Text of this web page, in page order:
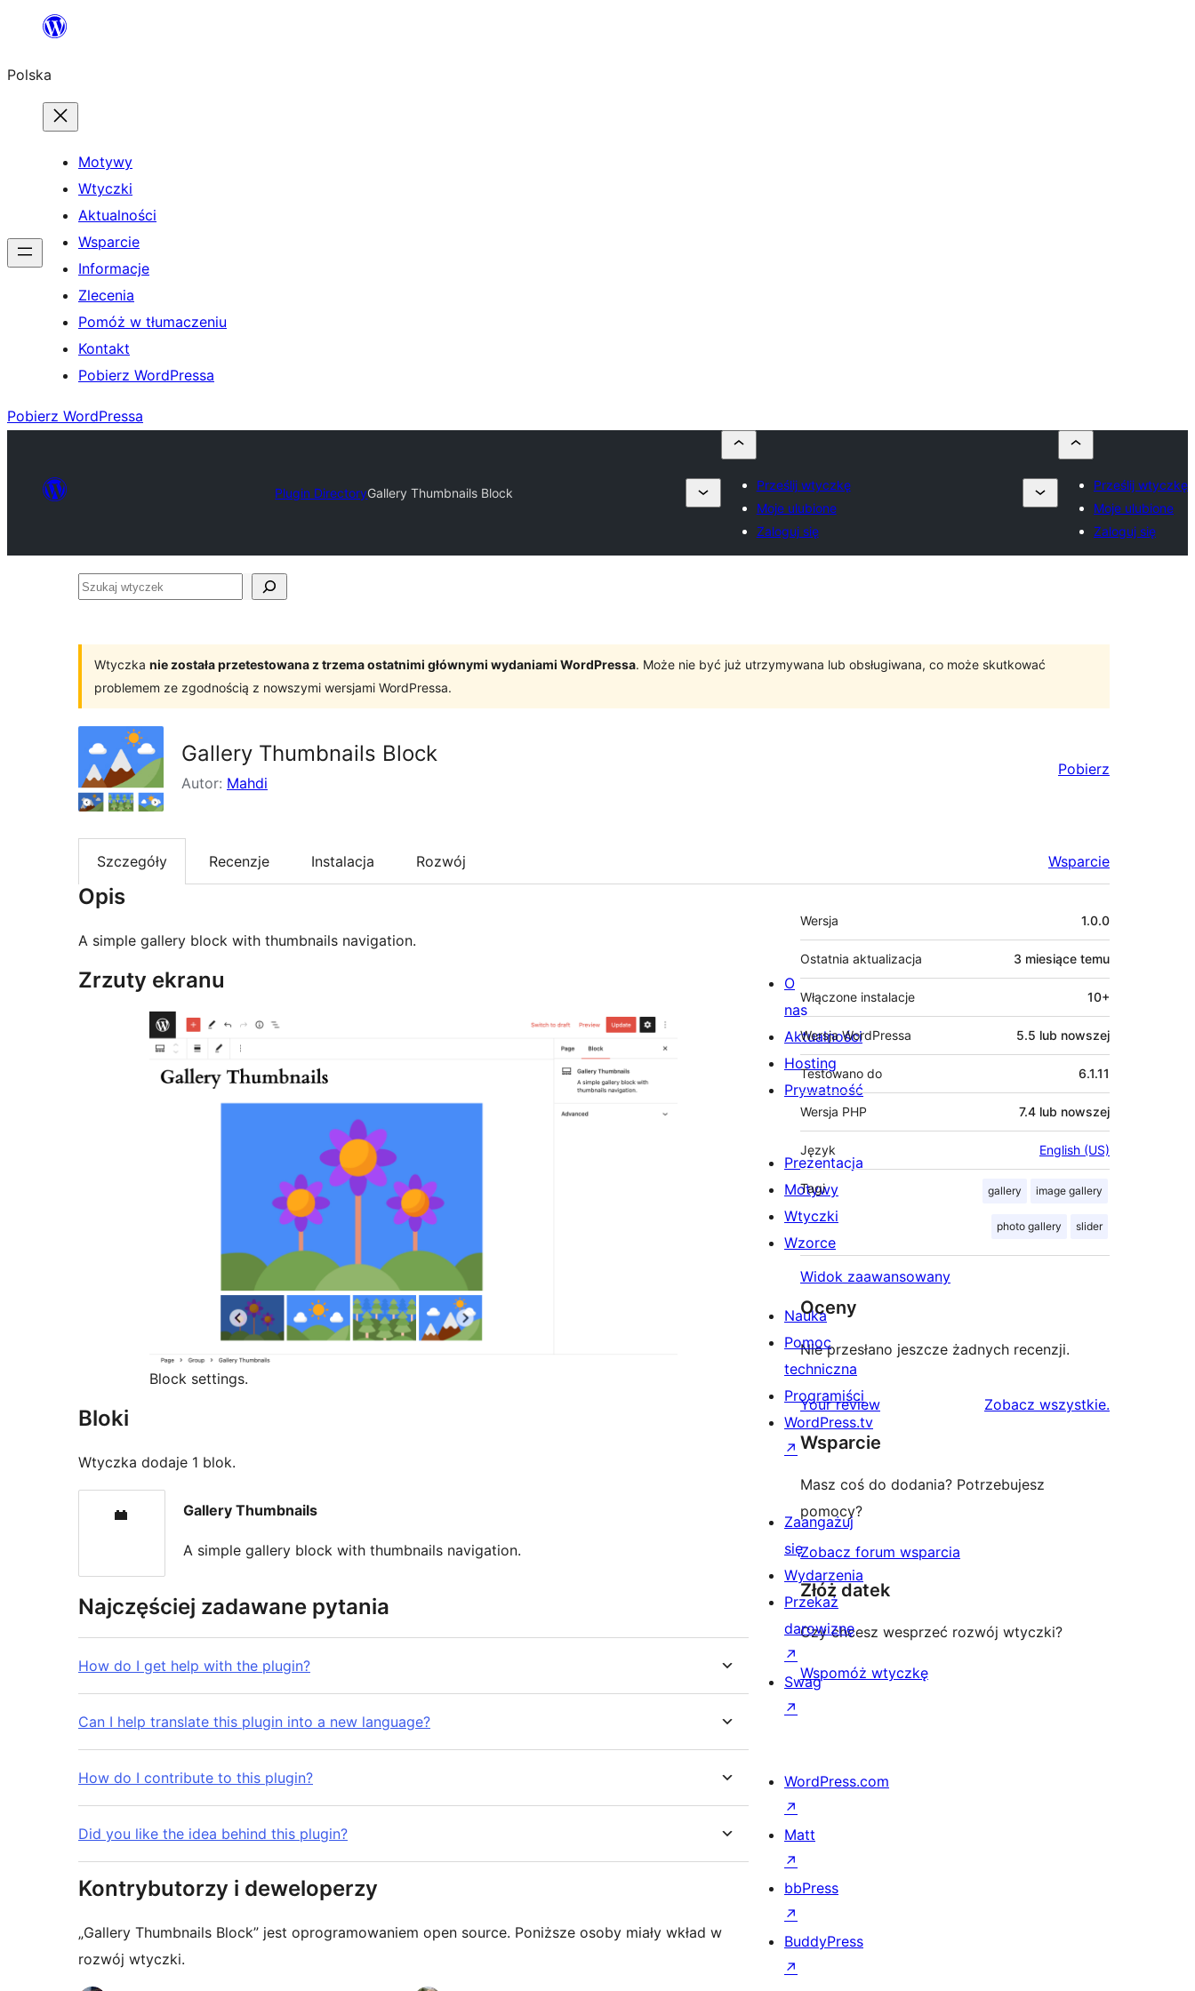
Przejdź
treści
Polska
Motywy
Wtyczki
Aktualności
Wsparcie
Informacje
Zlecenia
Pomóż w tłumaczeniu
Kontakt
Pobierz WordPressa
Pobierz WordPressa
Plugin DirectoryGallery Thumbnails Block
Prześlij wtyczkę
Moje ulubione
Zaloguj się
Prześlij wtyczkę
Moje ulubione
Zaloguj się
Szukaj
Wtyczka nie została przetestowana z trzema ostatnimi głównymi wydaniami WordPressa. Może nie być już utrzymywana lub obsługiwana, co może skutkować
problemem ze zgodnością z nowszymi wersjami WordPressa.
Gallery Thumbnails Block
Autor: Mahdi
Pobierz
Szczegóły Recenzje Instalacja Rozwój Wsparcie
Opis
A simple gallery block with thumbnails navigation.
Zrzuty ekranu
Block settings.
Bloki
Wtyczka dodaje 1 blok.
Gallery Thumbnails
A simple gallery block with thumbnails navigation.
Najczęściej zadawane pytania
How do I get help with the plugin?
Can I help translate this plugin into a new language?
How do I contribute to this plugin?
Did you like the idea behind this plugin?
Kontrybutorzy i deweloperzy
„Gallery Thumbnails Block” jest oprogramowaniem open source. Poniższe osoby miały wkład w
rozwój wtyczki.
Meta
Wersja 1.0.0
Ostatnia aktualizacja 3 miesiące temu
Włączone instalacje 10+
Wersja WordPressa 5.5 lub nowszej
Testowano do 6.1.11
Wersja PHP 7.4 lub nowszej
Język English (US)
Tagi gallery image gallery
photo gallery slider
Widok zaawansowany
Oceny
Nie przesłano jeszcze żadnych recenzji.
Your review Zobacz wszystkierecenzje
.
Wsparcie
Masz coś do dodania? Potrzebujesz
pomocy?
Zobacz forum wsparcia
Złóż datek
Czy chcesz wesprzeć rozwój wtyczki?
Wspomóż wtyczkę
O
nas
Aktualności
Hosting
Prywatność
Prezentacja
Motywy
Wtyczki
Wzorce
Nauka
Pomoc
techniczna
Programiści
WordPress.tv
↗
Zaangażuj
się
Wydarzenia
Przekaż
darowiznę
↗
Swag
↗
WordPress.com
↗
Matt
↗
bbPress
↗
BuddyPress
↗